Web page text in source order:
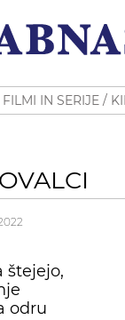
FILMI IN SERIJE /
štejejo,
odru